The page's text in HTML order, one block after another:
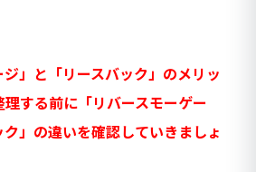
ジ」と「リースバック」のメリッ
する前に「リバースモーゲー
」の違いを確認していきましょ